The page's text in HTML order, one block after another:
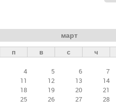
март
п в с ч
4 5 6 7
11 12 13 14
18 19 20 21
25 26 27 28